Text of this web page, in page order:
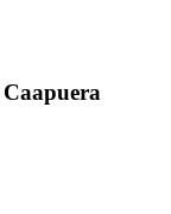
Caapuera